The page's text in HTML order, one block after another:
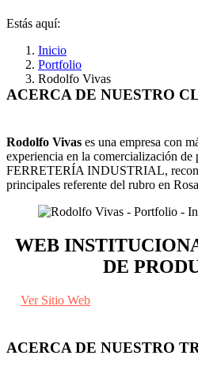
Estás aquí:
Inicio
Portfolio
Rodolfo Vivas
ACERCA DE NUESTRO
Rodolfo Vivas es una empresa con
experiencia en la comercialización
FERRETERÍA INDUSTRIAL,
principales referente del rubro en
WEB
DE
Ver Sitio Web
ACERCA DE NUESTRO